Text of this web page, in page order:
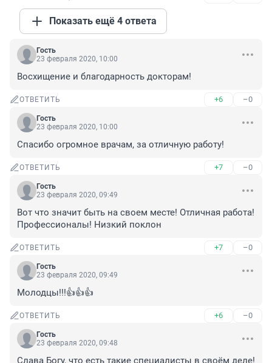
Показать ещё 4 ответа
Гость
23 февраля 2020, 10:00
Восхищение и благодарность докторам!
ОТВЕТИТЬ +6 –0
Гость
23 февраля 2020, 10:00
Спасибо огромное врачам, за отличную работу!
ОТВЕТИТЬ +7 –0
Гость
23 февраля 2020, 09:49
Вот что значит быть на своем месте! Отличная работа!
Профессионалы! Низкий поклон
ОТВЕТИТЬ +7 –0
Гость
23 февраля 2020, 09:49
Молодцы!!!👍👍👍
ОТВЕТИТЬ +6 –0
Гость
23 февраля 2020, 09:48
Слава Богу, что есть такие специалисты в своём деле!